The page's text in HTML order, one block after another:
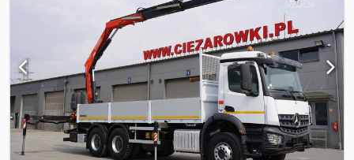
, Mercedes-Benz Actros 2540 6×2 / 50 bin km!
/ YENİ GALVANİZLİ 9 m Platformlu Vinç / 5 kişilik Kabin! / Birden fazla
adet 2017/2018 model 50 bin kilometre! Teknik veriler Brüt ağırlık:
26000 kg Ağırlık: 11200 kg Yük kapasitesi: 14800 kg Silindir hacmi:
10677 cc Güç: 400 HP Euro 6 Tamamen pnömatik süspansiyon
Yedek lastik tutucu Çekme kancası 3. yükseltilebilir aks YENİ
GALVANİZLİ platformlu vinç Uzunluk: 660 cm Katlanabilir platform
uzunluğu: 240 cm Toplam platform uzunluğu: 900 cm Uzatılabilir
rampanın uzunluğu: 190 cm Platform genişliği: 255 cm Runva